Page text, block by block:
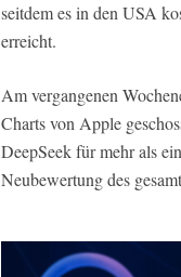
seitdem es in den USA
erreicht.
Am vergangenen
Charts von Apple
DeepSeek für mehr als
Neubewertung des